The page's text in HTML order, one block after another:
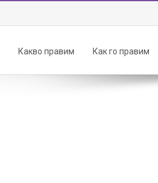
Какво правим Как го правим